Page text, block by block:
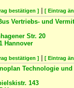
bestätigen ] [ Eintrag
Vertriebs- und
Str. 20
Hannover
bestätigen ] [ Eintrag
Technologie
143